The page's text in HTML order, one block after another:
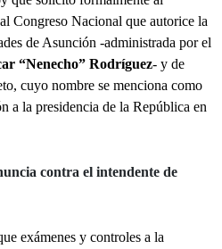
Congreso Nacional que autorice la
de Asunción -administrada por el
“Nenecho” Rodríguez- y de
cuyo nombre se menciona como
a la presidencia de la República en
contra el intendente de
exámenes y controles a la